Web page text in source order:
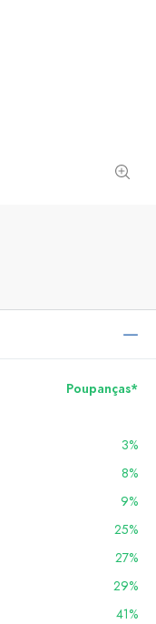
Poupanças*
3%
8%
9%
25%
27%
29%
41%